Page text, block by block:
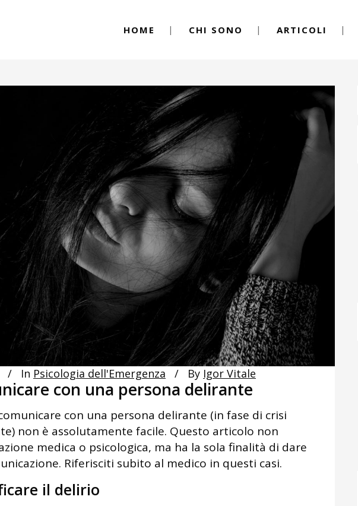
HOME CHI SONO ARTICOLI
In Psicologia dell'Emergenza By Igor Vitale
con una persona delirante
con una persona delirante (in fase di crisi
non è assolutamente facile. Questo articolo non
medica o psicologica, ma ha la sola finalità di dare
Riferisciti subito al medico in questi casi.
il delirio